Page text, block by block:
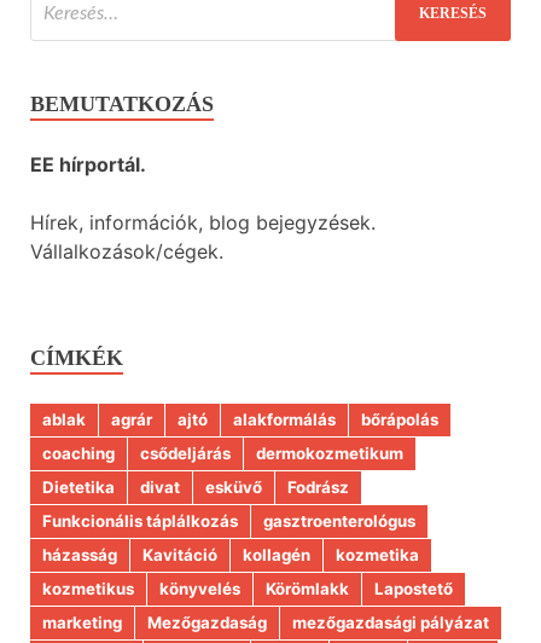
BEMUTATKOZÁS
EE hírportál.
Hírek, információk, blog bejegyzések.
Vállalkozások/cégek.
CÍMKÉK
ablak agrár ajtó alakformálás
bőrápolás
coaching
csődeljárás
dermokozmetikum
Dietetika
divat esküvő
Fodrász
Funkcionális táplálkozás
gasztroenterológus
házasság
Kavitáció kollagén
kozmetika
kozmetikus
könyvelés Körömlakk
Lapostető
marketing
Mezőgazdaság
mezőgazdasági pályázat